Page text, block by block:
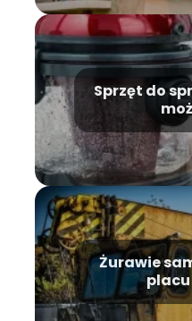
Sprzęt do
Żurawie